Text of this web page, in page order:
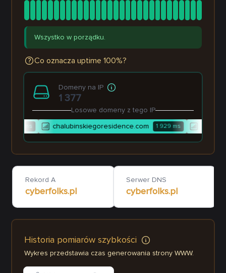
Wszystko w porządku.
Co oznacza uptime 100%?
Domeny na IP
1 377
Losowe domeny z tego IP
chalubinskiegoresidence.com 1 929ms
Rekord A
cyberfolks.pl
Serwer DNS
cyberfolks.pl
Historia pomiarów szybkości
Wykres przedstawia czas generowania strony WWW.